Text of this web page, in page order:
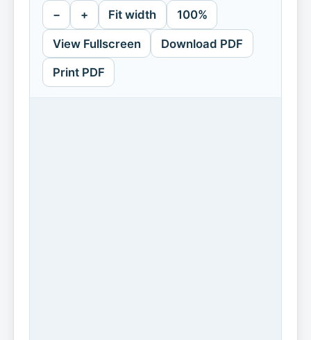
− + Fit width 100%
View Fullscreen Download PDF
Print PDF